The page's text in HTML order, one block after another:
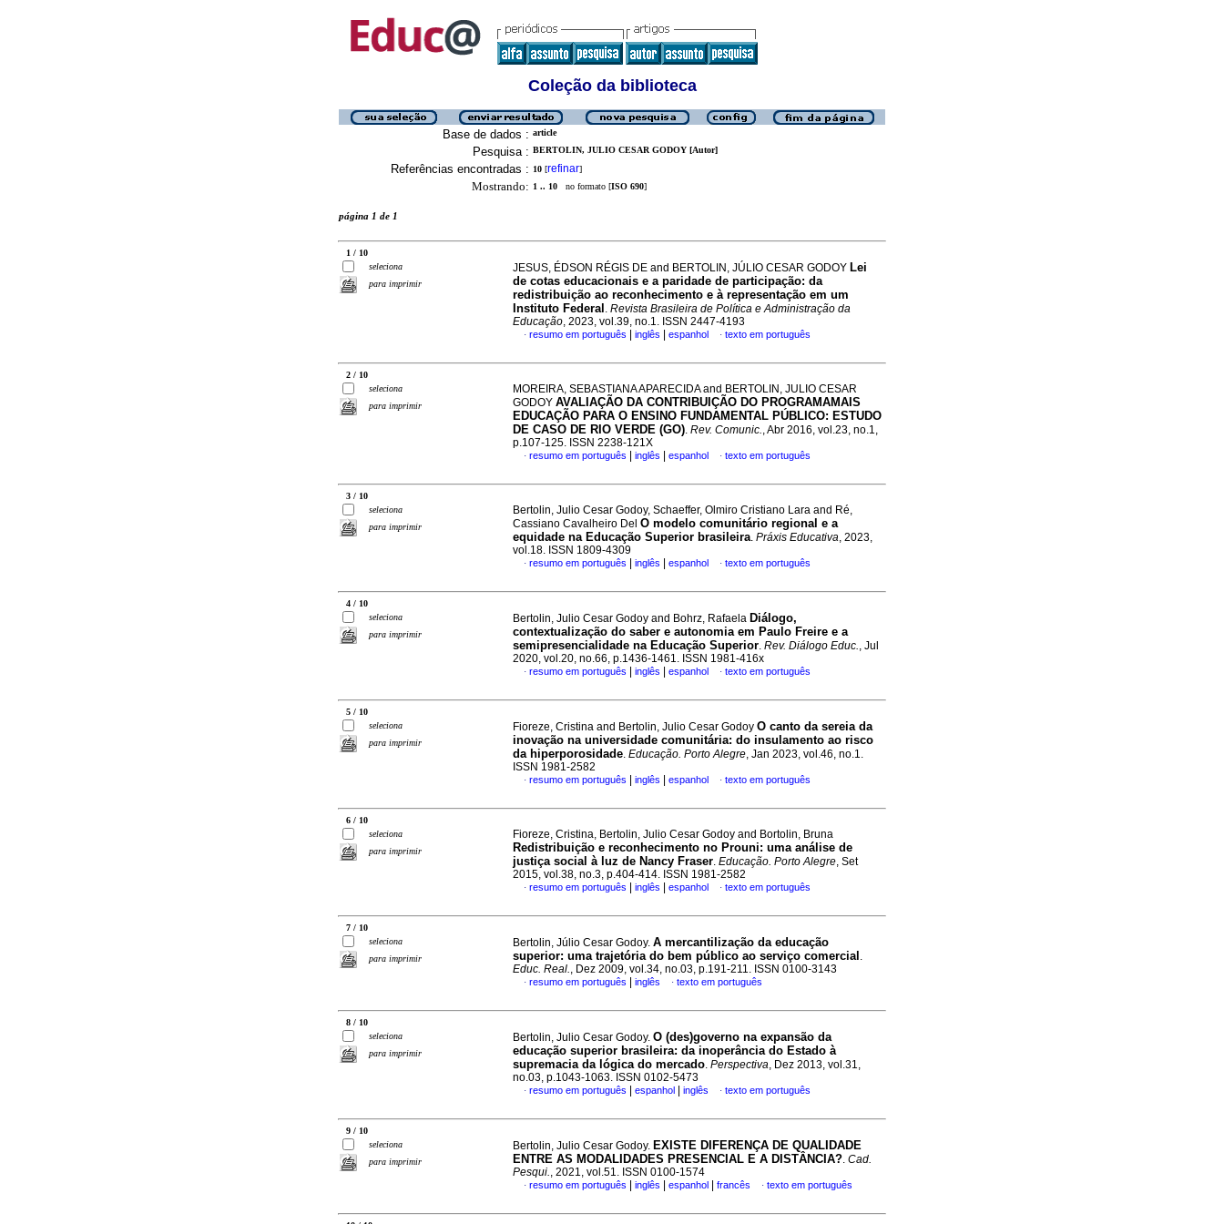
Coleção da biblioteca
Base de dados : article
Pesquisa : BERTOLIN, JULIO CESAR GODOY [Autor]
Referências encontradas : 10 [refinar]
Mostrando: 1 .. 10 no formato [ISO 690]
página 1 de 1
1 / 10
seleciona
para imprimir
JESUS, ÉDSON RÉGIS DE and BERTOLIN, JÚLIO CESAR GODOY Lei
de cotas educacionais e a paridade de participação: da
redistribuição ao reconhecimento e à representação em um
Instituto Federal . Revista Brasileira de Política e Administração da
Educação, 2023, vol.39, no.1. ISSN 2447-4193
· resumo em português inglês espanhol · texto em português
2 / 10
seleciona
para imprimir
MOREIRA, SEBASTIANA APARECIDA and BERTOLIN, JULIO CESAR
GODOY AVALIAÇÃO DA CONTRIBUIÇÃO DO PROGRAMAMAIS
EDUCAÇÃO PARA O ENSINO FUNDAMENTAL PÚBLICO: ESTUDO
DE CASO DE RIO VERDE (GO). Rev. Comunic., Abr 2016, vol.23, no.1,
p.107-125. ISSN 2238-121X
· resumo em português inglês espanhol · texto em português
3 / 10
seleciona
para imprimir
Bertolin, Julio Cesar Godoy, Schaeffer, Olmiro Cristiano Lara and Ré,
Cassiano Cavalheiro Del O modelo comunitário regional e a
equidade na Educação Superior brasileira. Práxis Educativa, 2023,
vol.18. ISSN 1809-4309
· resumo em português inglês espanhol · texto em português
4 / 10
seleciona
para imprimir
Bertolin, Julio Cesar Godoy and Bohrz, Rafaela Diálogo,
contextualização do saber e autonomia em Paulo Freire e a
semipresencialidade na Educação Superior. Rev. Diálogo Educ., Jul
2020, vol.20, no.66, p.1436-1461. ISSN 1981-416x
· resumo em português inglês espanhol · texto em português
5 / 10
seleciona
para imprimir
Fioreze, Cristina and Bertolin, Julio Cesar Godoy O canto da sereia da
inovação na universidade comunitária: do insulamento ao risco
da hiperporosidade. Educação. Porto Alegre, Jan 2023, vol.46, no.1.
ISSN 1981-2582
· resumo em português inglês espanhol · texto em português
6 / 10
seleciona
para imprimir
Fioreze, Cristina, Bertolin, Julio Cesar Godoy and Bortolin, Bruna
Redistribuição e reconhecimento no Prouni: uma análise de
justiça social à luz de Nancy Fraser. Educação. Porto Alegre, Set
2015, vol.38, no.3, p.404-414. ISSN 1981-2582
· resumo em português inglês espanhol · texto em português
7 / 10
seleciona
para imprimir
Bertolin, Júlio Cesar Godoy. A mercantilização da educação
superior: uma trajetória do bem público ao serviço comercial .
Educ. Real., Dez 2009, vol.34, no.03, p.191-211. ISSN 0100-3143
· resumo em português inglês · texto em português
8 / 10
seleciona
para imprimir
Bertolin, Julio Cesar Godoy. O (des)governo na expansão da
educação superior brasileira: da inoperância do Estado à
supremacia da lógica do mercado. Perspectiva, Dez 2013, vol.31,
no.03, p.1043-1063. ISSN 0102-5473
· resumo em português espanhol inglês · texto em português
9 / 10
seleciona
para imprimir
Bertolin, Julio Cesar Godoy. EXISTE DIFERENÇA DE QUALIDADE
ENTRE AS MODALIDADES PRESENCIAL E A DISTÂNCIA?. Cad.
Pesqui., 2021, vol.51. ISSN 0100-1574
· resumo em português inglês espanhol francês · texto em português